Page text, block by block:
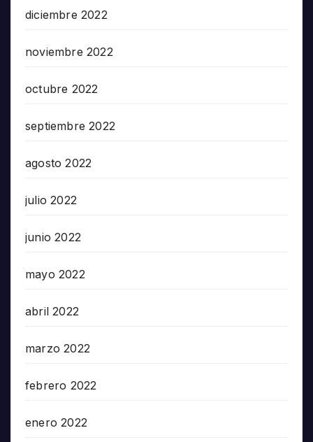
diciembre 2022
noviembre 2022
octubre 2022
septiembre 2022
agosto 2022
julio 2022
junio 2022
mayo 2022
abril 2022
marzo 2022
febrero 2022
enero 2022